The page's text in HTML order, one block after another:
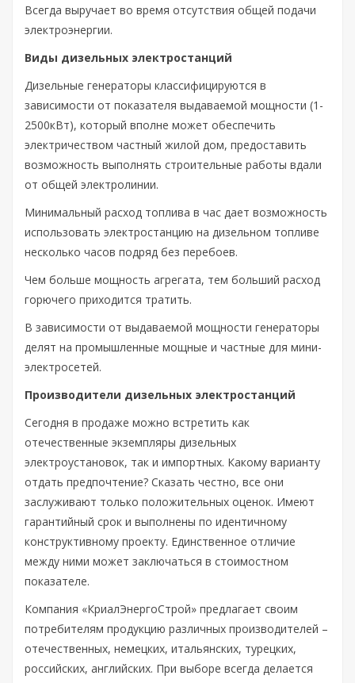
Всегда выручает во время отсутствия общей подачи
электроэнергии.
Виды дизельных электростанций
Дизельные генераторы классифицируются в
зависимости от показателя выдаваемой мощности (1-
2500кВт), который вполне может обеспечить
электричеством частный жилой дом, предоставить
возможность выполнять строительные работы вдали
от общей электролинии.
Минимальный расход топлива в час дает возможность
использовать электростанцию на дизельном топливе
несколько часов подряд без перебоев.
Чем больше мощность агрегата, тем больший расход
горючего приходится тратить.
В зависимости от выдаваемой мощности генераторы
делят на промышленные мощные и частные для мини-
электросетей.
Производители дизельных электростанций
Сегодня в продаже можно встретить как
отечественные экземпляры дизельных
электроустановок, так и импортных. Какому варианту
отдать предпочтение? Сказать честно, все они
заслуживают только положительных оценок. Имеют
гарантийный срок и выполнены по идентичному
конструктивному проекту. Единственное отличие
между ними может заключаться в стоимостном
показателе.
Компания «КриалЭнергоСтрой» предлагает своим
потребителям продукцию различных производителей –
отечественных, немецких, итальянских, турецких,
российских, английских. При выборе всегда делается